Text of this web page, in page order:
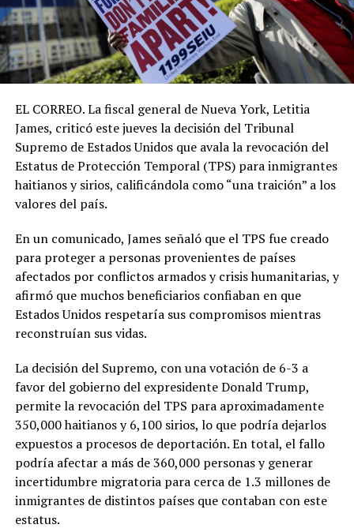
EL CORREO. La fiscal general de Nueva York, Letitia
James, criticó este jueves la decisión del Tribunal
Supremo de Estados Unidos que avala la revocación del
Estatus de Protección Temporal (TPS) para inmigrantes
haitianos y sirios, calificándola como “una traición” a los
valores del país.
En un comunicado, James señaló que el TPS fue creado
para proteger a personas provenientes de países
afectados por conflictos armados y crisis humanitarias, y
afirmó que muchos beneficiarios confiaban en que
Estados Unidos respetaría sus compromisos mientras
reconstruían sus vidas.
La decisión del Supremo, con una votación de 6-3 a
favor del gobierno del expresidente Donald Trump,
permite la revocación del TPS para aproximadamente
350,000 haitianos y 6,100 sirios, lo que podría dejarlos
expuestos a procesos de deportación. En total, el fallo
podría afectar a más de 360,000 personas y generar
incertidumbre migratoria para cerca de 1.3 millones de
inmigrantes de distintos países que contaban con este
estatus.